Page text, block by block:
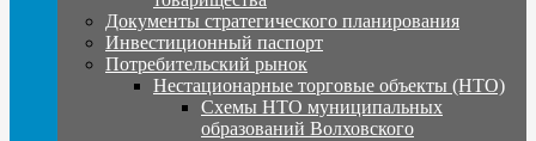
Документы стратегического планирования
Инвестиционный паспорт
Потребительский рынок
Нестационарные торговые объекты (НТО)
Схемы НТО муниципальных
образований Волховского